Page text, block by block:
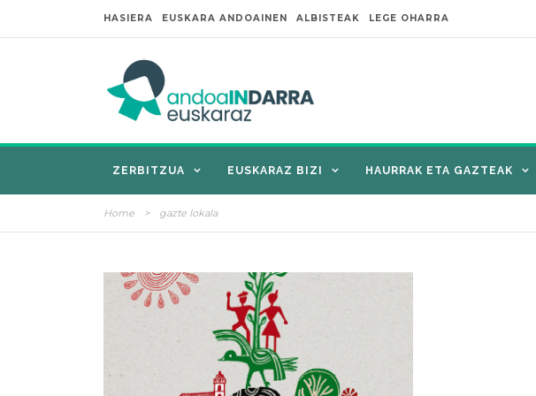
HASIERA EUSKARA ANDOAINEN ALBISTEAK LEGE OHARRA
ZERBITZUA EUSKARAZ BIZI HAURRAK ETA GAZTEAK
Home > gazte lokala